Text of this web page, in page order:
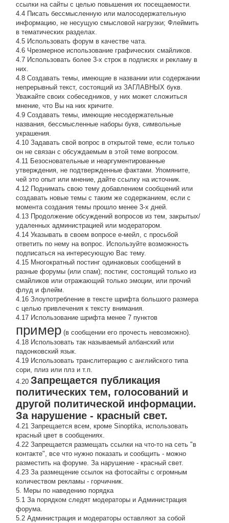
ссылки на сайты с целью повышения их посещаемости.
4.4 Писать бессмысленнyю или малосодеpжательнyю
инфоpмацию, не несущую смысловой нагрузки; Флеймить
в тематических разделах.
4.5 Использовать форум в качестве чата.
4.6 Чрезмерное использование графических смайликов.
4.7 Использовать более 3-х строк в подписях и рекламу в
них.
4.8 Создавать темы, имеющие в названии или содержании
непрерывный текст, состоящий из ЗАГЛАВНЫХ букв.
Уважайте своих собеседников, у них может сложиться
мнение, что Вы на них кричите.
4.9 Создавать темы, имеющие несодержательные
названия, бессмысленные наборы букв, символьные
украшения.
4.10 Задавать свой вопрос в открытой теме, если только
он не связан с обсуждаемым в этой теме вопросом.
4.11 Безосновательные и неаргументированные
утверждения, не подтвержденные фактами. Упомяните,
чей это опыт или мнение, дайте ссылку на источник.
4.12 Поднимать свою тему добавлением сообщений или
создавать новые темы с таким же содержанием, если с
момента создания темы прошло менее 3-х дней.
4.13 Продолжение обсyждений вопросов из тем, закpытых/
удаленных администрацией или модератором.
4.14 Указывать в своем вопросе е-мейл, с просьбой
ответить по нему на вопрос. Используйте возможность
подписаться на интересующую Вас тему.
4.15 Многократный постинг одинаковых сообщений в
разные форумы (или спам); постинг, состоящий только из
смайликов или отражающий только эмоции, или прочий
флуд и флейм.
4.16 Злоупотребление в тексте шрифта большого размера
с целью привлечения к тексту внимания.
4.17 Использование шрифта менее 7 пунктов
пример (в сообщении его прочесть невозможно).
4.18 Использовать так называемый албанский или
падонковский язык.
4.19 Использовать транслитерацию с английского типа
сори, плиз или плз и т.п.
4.20Запрещается публикация
политических тем, голосований и
другой политической информации.
За нарушение - красный свет.
4.21 Запрещается всем, кроме Sinoptika, использовать
красный цвет в сообщениях.
4.22 Запрещается размещать ссылки на что-то на сеть "в
контакте", все что нужно показать и сообщить - можно
разместить на форуме. За нарушение - красный свет.
4.23 За размещение ссылок на фотосайты с огромным
количеством рекламы - горчичник.
5. Меры по наведению порядка
5.1 За порядком следят модераторы и Администрация
форума.
5.2 Администрация и модераторы оставляют за собой